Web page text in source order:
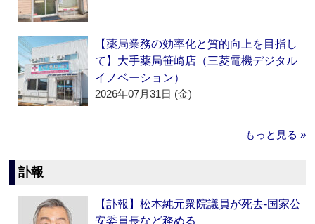
【薬局業務の効率化と質的向上を目指し
て】大手薬局笹崎店（三菱電機デジタル
イノベーション）
2026年07月31日 (金)
もっと見る »
訃報
【訃報】松本純元衆院議員が死去‐国家公
安委員長など務める